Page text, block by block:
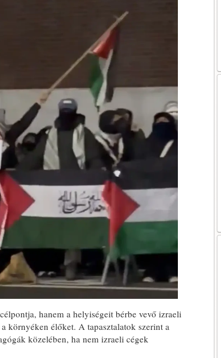
hanem a helyiségeit bérbe vevő izraeli
környéken élőket. A tapasztalatok szerint a
közelében, ha nem izraeli cégek
EMLÉKTÁBLÁT ÁLLÍTOTTAK
A KÖRÖSTARCSÁRÓL
ELHURCOLT ZSIDÓSÁG
TISZTELETÉRE